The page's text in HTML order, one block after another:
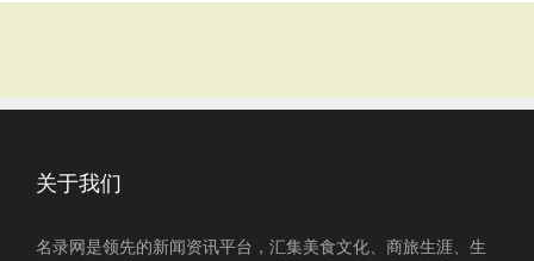
关于我们
名录网是领先的新闻资讯平台，汇集美食文化、商旅生涯、生